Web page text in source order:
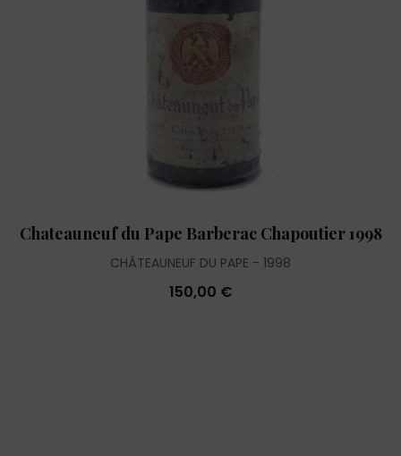
Chateauneuf du Pape Barberac Chapoutier 1998
CHÂTEAUNEUF DU PAPE 1998
150,00 €